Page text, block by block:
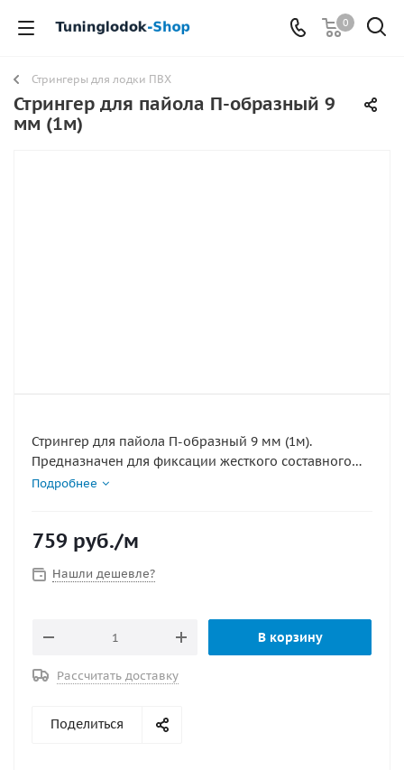
0
Стрингеры для лодки ПВХ
Стрингер для пайола П-образный 9
мм (1м)
Стрингер для пайола П-образный 9 мм (1м).
Предназначен для фиксации жесткого составного
пайола на 9 мм. Дает возможность существенно
погонный метр без заглушек. Если нужна другой
ЦЕНА БЕЗ ЗАГЛУШЕК.
ширина: 48 мм;
Подробнее
759 руб./м
Нашли дешевле?
В корзину
Рассчитать доставку
Поделиться